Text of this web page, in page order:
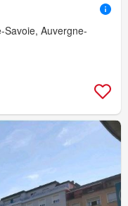
Savoie, Auvergne-